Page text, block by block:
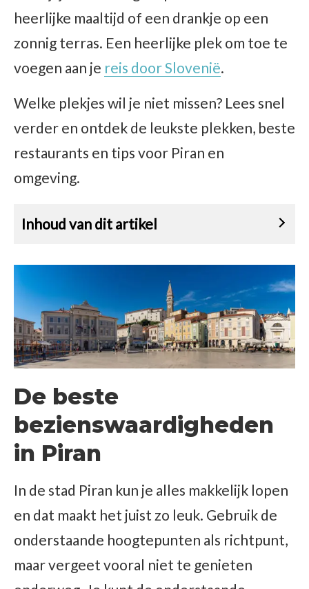
heerlijke maaltijd of een drankje op een
zonnig terras. Een heerlijke plek om toe te
voegen aan je reis door Slovenië.
Welke plekjes wil je niet missen? Lees snel
verder en ontdek de leukste plekken, beste
restaurants en tips voor Piran en
omgeving.
Inhoud van dit artikel
De beste
bezienswaardigheden
in Piran
In de stad Piran kun je alles makkelijk lopen
en dat maakt het juist zo leuk. Gebruik de
onderstaande hoogtepunten als richtpunt,
maar vergeet vooral niet te genieten